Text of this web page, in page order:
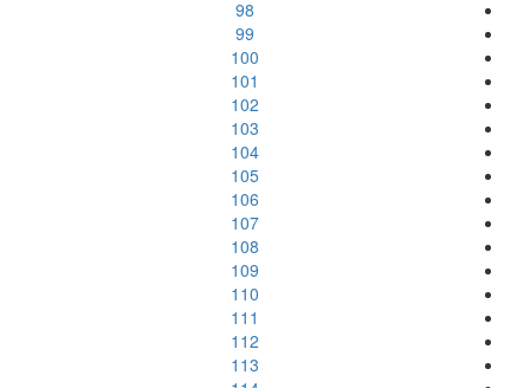
98
99
100
101
102
103
104
105
106
107
108
109
110
111
112
113